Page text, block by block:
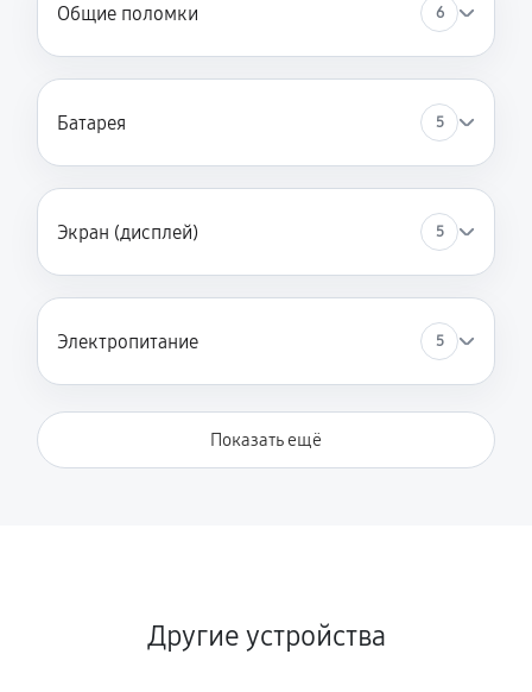
Общие поломки 6
Батарея 5
Экран (дисплей) 5
Электропитание 5
Показать ещё
Другие устройства